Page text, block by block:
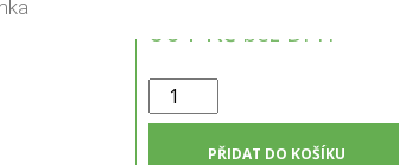
601 Kč bez DPH
Držák
na
čerpadloPŘIDAT DO KOŠÍKU